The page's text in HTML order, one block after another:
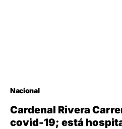
Nacional
Cardenal Rivera
covid-19; está